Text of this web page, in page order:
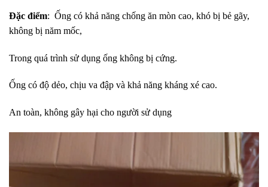
Đặc điểm: Ống có khả năng chống ăn mòn cao, khó bị bẻ gãy,
không bị năm mốc,
Trong quá trình sử dụng ống không bị cứng.
Ống có độ dẻo, chịu va đập và khả năng kháng xé cao.
An toàn, không gây hại cho người sử dụng